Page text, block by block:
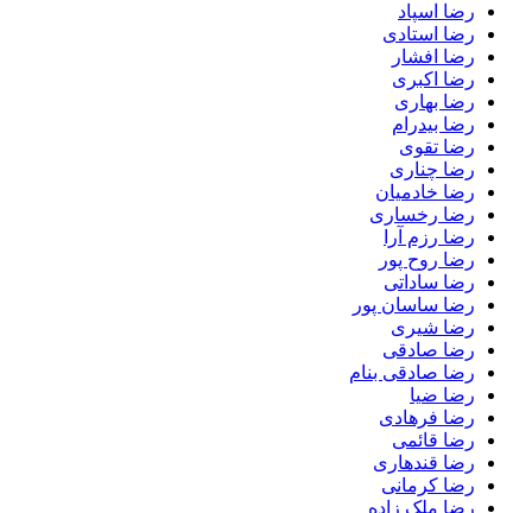
رضا اسپاد
رضا استادی
رضا افشار
رضا اکبری
رضا بهاری
رضا بیدرام
رضا تقوی
رضا چناری
رضا خادمیان
رضا رخساری
رضا رزم آرا
رضا روح پور
رضا ساداتی
رضا ساسان پور
رضا شیری
رضا صادقی
رضا صادقی بنام
رضا ضیا
رضا فرهادی
رضا قائمی
رضا قندهاری
رضا کرمانی
رضا ملک زاده